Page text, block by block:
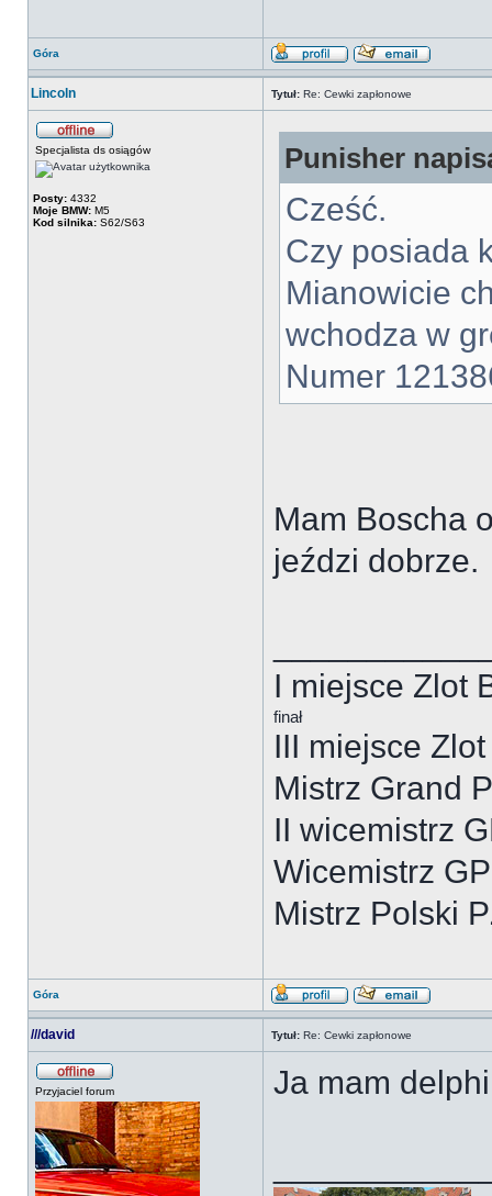
Góra
Lincoln Tytuł: Re: Cewki zapłonowe
Specjalista ds osiągów
Posty: 4332
Moje BMW: M5
Kod silnika: S62/S63
Punisher
Cześć.
Czy posiada
Mianowicie
wchodza w
Numer
Mam Boscha
jeździ dobrze.
I miejsce Zlot
finał
III miejsce
Mistrz Grand
II wicemistrz
Wicemistrz
Mistrz Polski
Góra
///david Tytuł: Re: Cewki zapłonowe
Przyjaciel forum Ja mam